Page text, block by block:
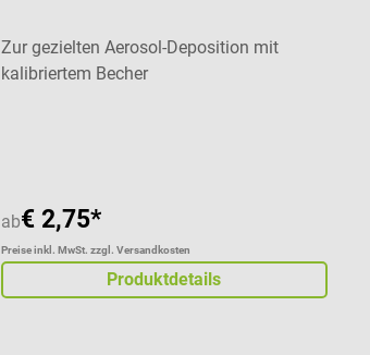
Zur gezielten Aerosol-Deposition mit
kalibriertem Becher
ab€ 2,75*
Preise inkl. MwSt. zzgl. Versandkosten
Produktdetails